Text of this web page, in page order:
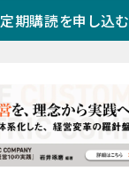
定期購読を申し込む